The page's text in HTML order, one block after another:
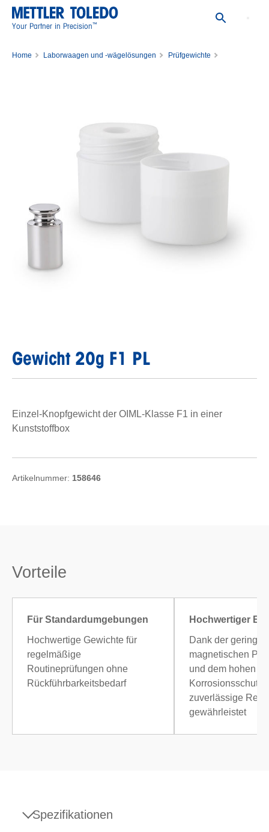
Your Partner in Precision™
Home Laborwaagen und -wägelösungen
Prüfgewichte
Gewicht 20g F1 PL
Einzel-Knopfgewicht der OIML-Klasse F1 in einer
Kunststoffbox
Artikelnummer: 158646
Vorteile
Für Standardumgebungen
Hochwertige Gewichte für
regelmäßige
Routineprüfungen ohne
Rückführbarkeitsbedarf
Hochwertiger
Dank der geringen
magnetischen
und dem hohen
Korrosionsschutz
zuverlässige
gewährleistet
Spezifikationen